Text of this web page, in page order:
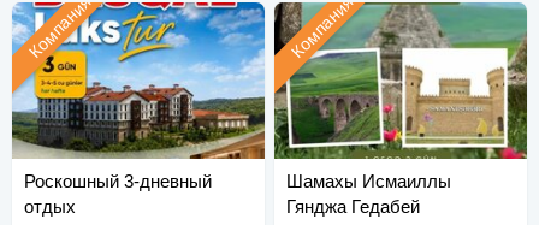
Роскошный 3-дневный
отдых
Компания
Шамахы Исмаиллы
Гянджа Гедабей
Компания